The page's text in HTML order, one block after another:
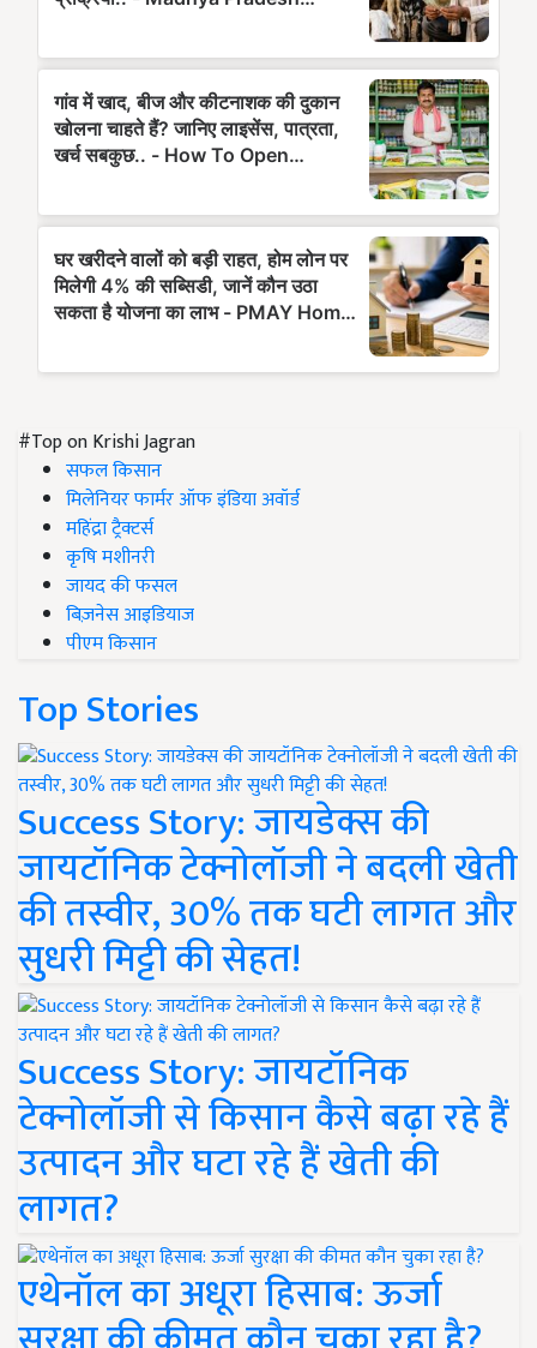
#Top on Krishi Jagran
सफल किसान
मिलेनियर फार्मर ऑफ इंडिया अवॉर्ड
महिंद्रा ट्रैक्टर्स
कृषि मशीनरी
जायद की फसल
बिज़नेस आइडियाज
पीएम किसान
Top Stories
Success Story: जायडेक्स की
जायटॉनिक टेक्नोलॉजी ने बदली खेती
की तस्वीर, 30% तक घटी लागत और
सुधरी मिट्टी की सेहत!
Success Story: जायटॉनिक
टेक्नोलॉजी से किसान कैसे बढ़ा रहे हैं
उत्पादन और घटा रहे हैं खेती की
लागत?
एथेनॉल का अधूरा हिसाब: ऊर्जा